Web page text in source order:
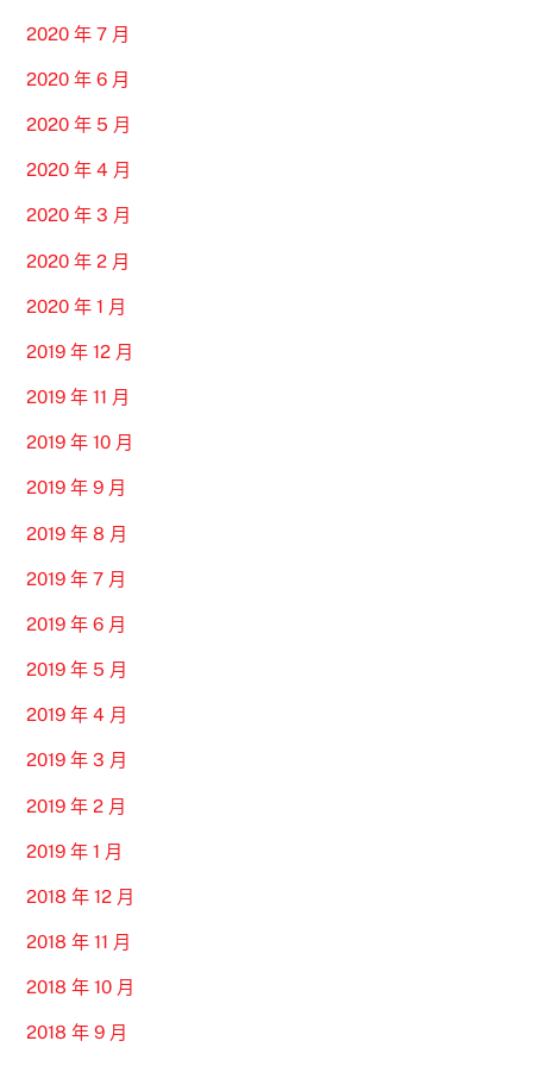
2020 年 7 月
2020 年 6 月
2020 年 5 月
2020 年 4 月
2020 年 3 月
2020 年 2 月
2020 年 1 月
2019 年 12 月
2019 年 11 月
2019 年 10 月
2019 年 9 月
2019 年 8 月
2019 年 7 月
2019 年 6 月
2019 年 5 月
2019 年 4 月
2019 年 3 月
2019 年 2 月
2019 年 1 月
2018 年 12 月
2018 年 11 月
2018 年 10 月
2018 年 9 月